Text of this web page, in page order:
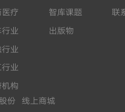
医疗
业
业
业
构
智库课题
出版物
联
份 线上商城